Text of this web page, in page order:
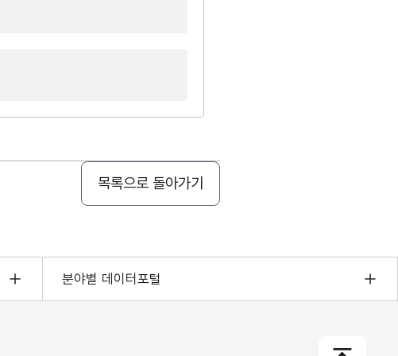
목록으로 돌아가기
분야별 데이터포털
기상자료개방포털
국토교통부 공간정보오픈플랫폼